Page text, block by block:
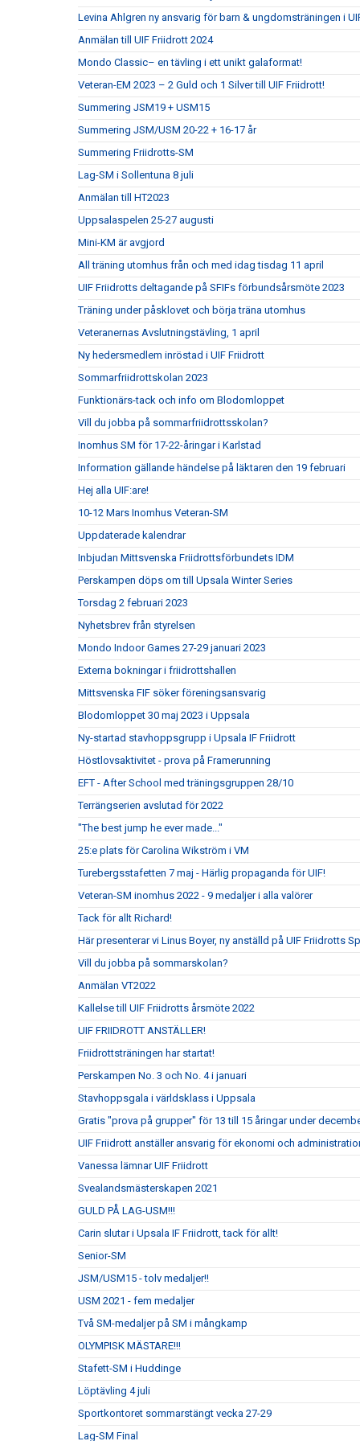
Levina Ahlgren ny ansvarig för barn & ungdomsträningen i
Anmälan till UIF Friidrott 2024
Mondo Classic– en tävling i ett unikt galaformat!
Veteran-EM 2023 – 2 Guld och 1 Silver till UIF Friidrott!
Summering JSM19 + USM15
Summering JSM/USM 20-22 + 16-17 år
Summering Friidrotts-SM
Lag-SM i Sollentuna 8 juli
Anmälan till HT2023
Uppsalaspelen 25-27 augusti
Mini-KM är avgjord
All träning utomhus från och med idag tisdag 11 april
UIF Friidrotts deltagande på SFIFs förbundsårsmöte 2023
Träning under påsklovet och börja träna utomhus
Veteranernas Avslutningstävling, 1 april
Ny hedersmedlem inröstad i UIF Friidrott
Sommarfriidrottskolan 2023
Funktionärs-tack och info om Blodomloppet
Vill du jobba på sommarfriidrottsskolan?
Inomhus SM för 17-22-åringar i Karlstad
Information gällande händelse på läktaren den 19 februari
Hej alla UIF:are!
10-12 Mars Inomhus Veteran-SM
Uppdaterade kalendrar
Inbjudan Mittsvenska Friidrottsförbundets IDM
Perskampen döps om till Upsala Winter Series
Torsdag 2 februari 2023
Nyhetsbrev från styrelsen
Mondo Indoor Games 27-29 januari 2023
Externa bokningar i friidrottshallen
Mittsvenska FIF söker föreningsansvarig
Blodomloppet 30 maj 2023 i Uppsala
Ny-startad stavhoppsgrupp i Upsala IF Friidrott
Höstlovsaktivitet - prova på Framerunning
EFT - After School med träningsgruppen 28/10
Terrängserien avslutad för 2022
"The best jump he ever made..."
25:e plats för Carolina Wikström i VM
Turebergsstafetten 7 maj - Härlig propaganda för UIF!
Veteran-SM inomhus 2022 - 9 medaljer i alla valörer
Tack för allt Richard!
Här presenterar vi Linus Boyer, ny anställd på UIF Friidrotts
Vill du jobba på sommarskolan?
Anmälan VT2022
Kallelse till UIF Friidrotts årsmöte 2022
UIF FRIIDROTT ANSTÄLLER!
Friidrottsträningen har startat!
Perskampen No. 3 och No. 4 i januari
Stavhoppsgala i världsklass i Uppsala
Gratis "prova på grupper" för 13 till 15 åringar under
UIF Friidrott anställer ansvarig för ekonomi och
Vanessa lämnar UIF Friidrott
Svealandsmästerskapen 2021
GULD PÅ LAG-USM!!!
Carin slutar i Upsala IF Friidrott, tack för allt!
Senior-SM
JSM/USM15 - tolv medaljer!!
USM 2021 - fem medaljer
Två SM-medaljer på SM i mångkamp
OLYMPISK MÄSTARE!!!
Stafett-SM i Huddinge
Löptävling 4 juli
Sportkontoret sommarstängt vecka 27-29
Lag-SM Final